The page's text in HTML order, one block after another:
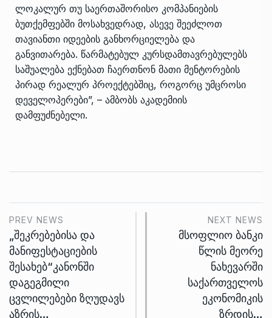
ლოკალურ თუ საერთაშორისო კომპანიების
ბუთქემფებში მოსახვედრად, ასევე შეეძლოთ
თავიანთი იდეების განხორციელება და
განვითარება. წარმატებულ კურსდამთავრებულებს
საშუალება ექნებათ ჩაერთნონ მათი მენტორების
პირად რეალურ პროექტებშიც, როგორც უმცროსი
დეველოპერები”, – ამბობს აკადემიის
დამფუძნებელი.
PREV NEWS
„შეკრებებისა და
მანიფესტაციების
შესახებ“კანონში
დაგეგმილი
ცვლილებები ზღუდავს
აზრის…
NEXT NEWS
მსოფლიო ბანკი
წლის მეორე
ნახევარში
საქართველოს
ეკონომიკის
ზრდის…